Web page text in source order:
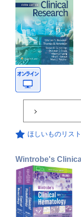
ほしいものリス
Wintrobe's